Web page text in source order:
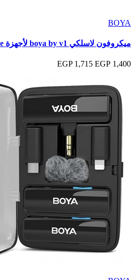
BOYA
ميكروفون لاسلكي boya by v1 لأجهزة iphone
1,400 EGP
1,715 EGP